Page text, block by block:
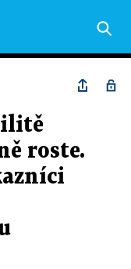
roste.